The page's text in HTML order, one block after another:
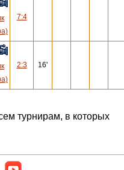
7:4
2:3 16'
турнирам, в которых